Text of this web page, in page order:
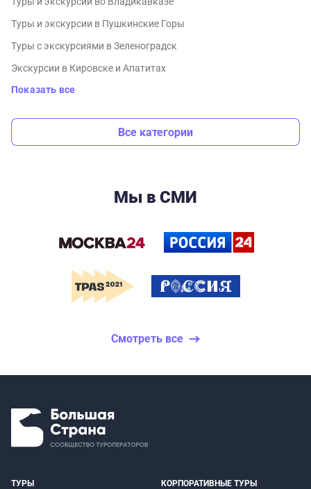
Туры и экскурсии в Пушкинские Горы
Туры с экскурсиями в Зеленоградск
Экскурсии в Кировске и Апатитах
Показать все
Все категории
Мы в СМИ
Смотреть все
ТУРЫ КОРПОРАТИВНЫЕ ТУРЫ